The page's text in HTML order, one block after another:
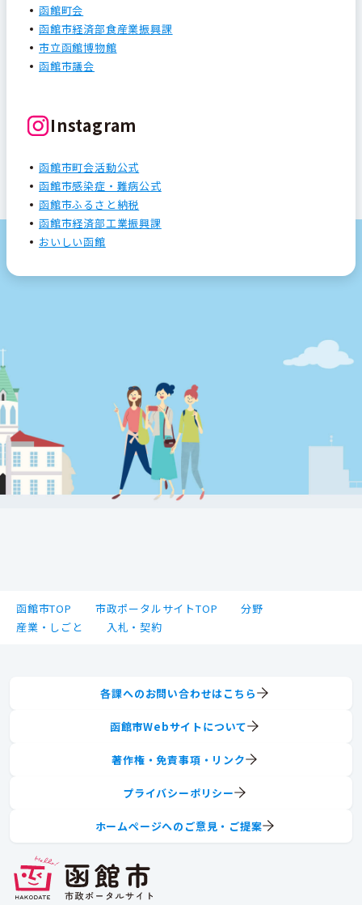
函館町会
函館市経済部食産業振興課
市立函館博物館
函館市議会
Instagram
函館市町会活動公式
函館市感染症・難病公式
函館市ふるさと納税
函館市経済部工業振興課
おいしい函館
函館市TOP 市政ポータルサイトTOP
分野
産業・しごと
入札・契約
各課へのお問い合わせはこちら
函館市Webサイトについて
著作権・免責事項・リンク
プライバシーポリシー
ホームページへのご意見・ご提案